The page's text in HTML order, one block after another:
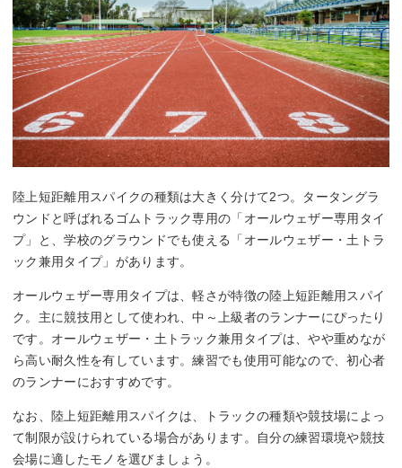
陸上短距離用スパイクの種類は大きく分けて2つ。タータングラ
ウンドと呼ばれるゴムトラック専用の「オールウェザー専用タイ
プ」と、学校のグラウンドでも使える「オールウェザー・土トラ
ック兼用タイプ」があります。
オールウェザー専用タイプは、軽さが特徴の陸上短距離用スパイ
ク。主に競技用として使われ、中～上級者のランナーにぴったり
です。オールウェザー・土トラック兼用タイプは、やや重めなが
ら高い耐久性を有しています。練習でも使用可能なので、初心者
のランナーにおすすめです。
なお、陸上短距離用スパイクは、トラックの種類や競技場によっ
て制限が設けられている場合があります。自分の練習環境や競技
会場に適したモノを選びましょう。